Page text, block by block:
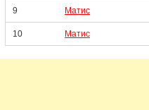
9 Матис
10 Матис